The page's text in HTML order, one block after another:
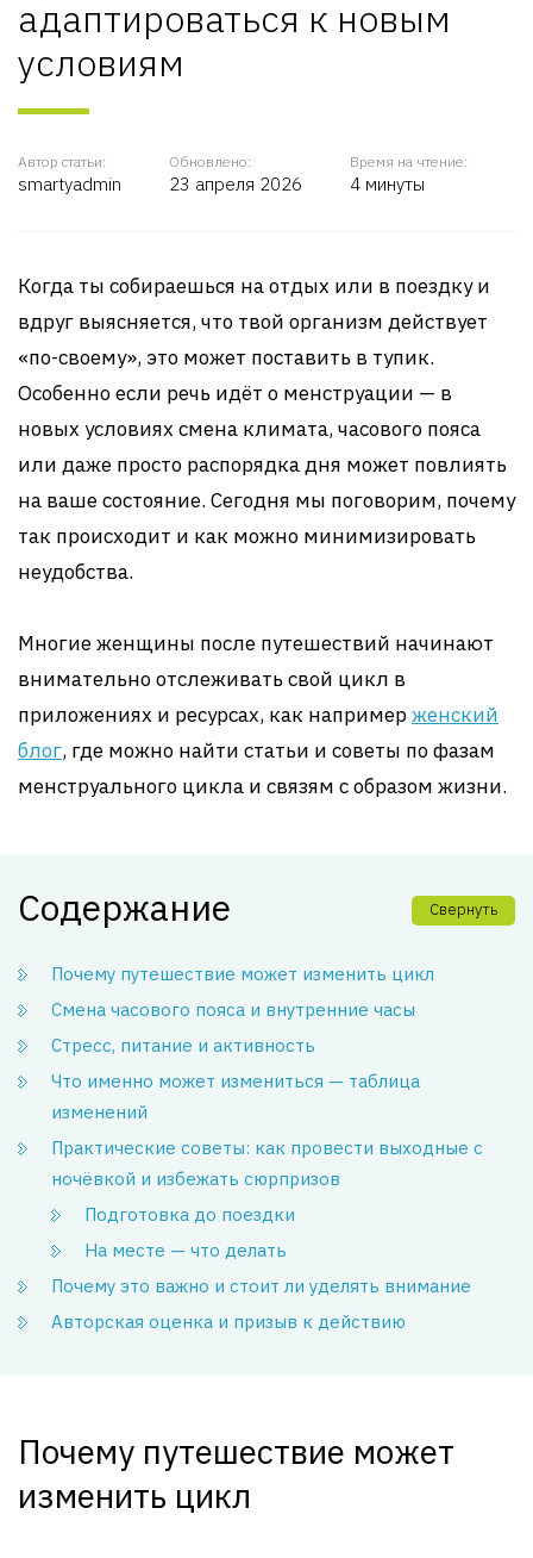
адаптироваться к новым
условиям
Автор статьи:
smartyadmin
Обновлено:
23 апреля 2026
Время на чтение:
4 минуты
Когда ты собираешься на отдых или в поездку и
вдруг выясняется, что твой организм действует
«по-своему», это может поставить в тупик.
Особенно если речь идёт о менструации — в
новых условиях смена климата, часового пояса
или даже просто распорядка дня может повлиять
на ваше состояние. Сегодня мы поговорим, почему
так происходит и как можно минимизировать
неудобства.
Многие женщины после путешествий начинают
внимательно отслеживать свой цикл в
приложениях и ресурсах, как напримерженский
блог, где можно найти статьи и советы по фазам
менструального цикла и связям с образом жизни.
Содержание Свернуть
Почему путешествие может изменить цикл
Смена часового пояса и внутренние часы
Стресс, питание и активность
Что именно может измениться — таблица
изменений
Практические советы: как провести выходные с
ночёвкой и избежать сюрпризов
Подготовка до поездки
На месте — что делать
Почему это важно и стоит ли уделять внимание
Авторская оценка и призыв к действию
Почему путешествие может
изменить цикл